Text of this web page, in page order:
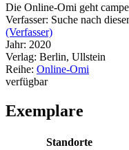
Die Online-Omi geht
Verfasser: Suche nach
(Verfasser)
Jahr: 2020
Verlag: Berlin, Ullstein
Reihe: Online-Omi
verfügbar
Exemplare
Standorte